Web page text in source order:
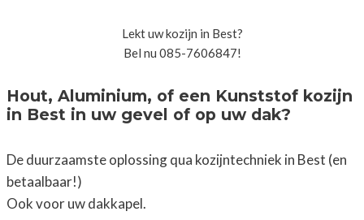
Lekt uw kozijn in Best?
Bel nu 085-7606847!
Hout, Aluminium, of een Kunststof kozijn
in Best in uw gevel of op uw dak?
De duurzaamste oplossing qua kozijntechniek in Best (en
betaalbaar!)
Ook voor uw dakkapel.